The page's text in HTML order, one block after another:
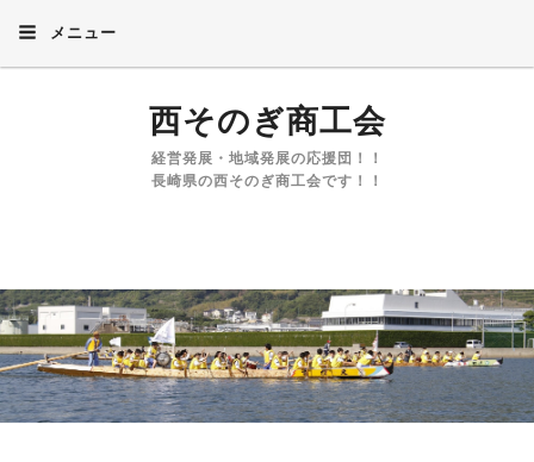
メニュー
西そのぎ商工会
経営発展・地域発展の応援団！！
長崎県の西そのぎ商工会です！！